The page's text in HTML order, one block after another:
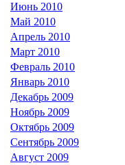
Июнь 2010
Май 2010
Апрель 2010
Март 2010
Февраль 2010
Январь 2010
Декабрь 2009
Ноябрь 2009
Октябрь 2009
Сентябрь 2009
Август 2009